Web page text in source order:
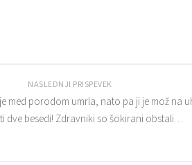
NASLEDNJI PRISPEVEK
je med porodom umrla, nato pa ji je mož na
dve besedi! Zdravniki so šokirani obstali…